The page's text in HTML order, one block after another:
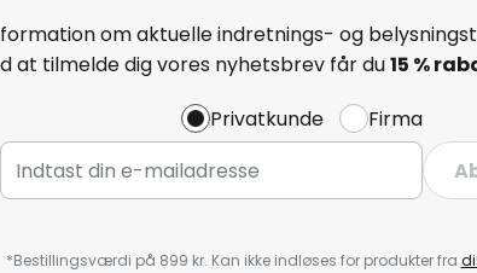
om aktuelle indretnings- og
at tilmelde dig vores nyhetsbrev får du15 %
Privatkunde
Firma
*Bestillingsværdi på 899 kr. Kan ikke indløses for produkter fra